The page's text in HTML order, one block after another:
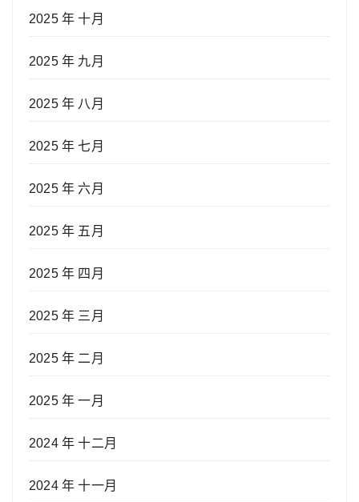
2025 年 十月
2025 年 九月
2025 年 八月
2025 年 七月
2025 年 六月
2025 年 五月
2025 年 四月
2025 年 三月
2025 年 二月
2025 年 一月
2024 年 十二月
2024 年 十一月